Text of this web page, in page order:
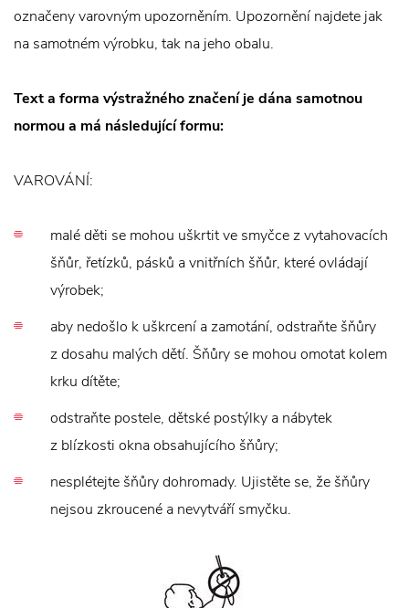
označeny varovným upozorněním. Upozornění najdete jak
na samotném výrobku, tak na jeho obalu.
Text a forma výstražného značení je dána samotnou
normou a má následující formu:
VAROVÁNÍ:
malé děti se mohou uškrtit ve smyčce z vytahovacích
šňůr, řetízků, pásků a vnitřních šňůr, které ovládají
výrobek;
aby nedošlo k uškrcení a zamotání, odstraňte šňůry
z dosahu malých dětí. Šňůry se mohou omotat kolem
krku dítěte;
odstraňte postele, dětské postýlky a nábytek
z blízkosti okna obsahujícího šňůry;
nesplétejte šňůry dohromady. Ujistěte se, že šňůry
nejsou zkroucené a nevytváří smyčku.